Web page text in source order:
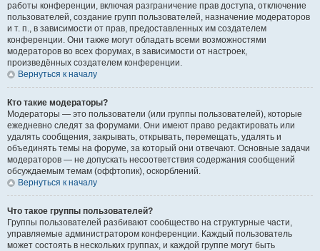
работы конференции, включая разграничение прав доступа, отключение
пользователей, создание групп пользователей, назначение модераторов
и т. п., в зависимости от прав, предоставленных им создателем
конференции. Они также могут обладать всеми возможностями
модераторов во всех форумах, в зависимости от настроек,
произведённых создателем конференции.
Вернуться к началу
Кто такие модераторы?
Модераторы — это пользователи (или группы пользователей), которые
ежедневно следят за форумами. Они имеют право редактировать или
удалять сообщения, закрывать, открывать, перемещать, удалять и
объединять темы на форуме, за который они отвечают. Основные задачи
модераторов — не допускать несоответствия содержания сообщений
обсуждаемым темам (оффтопик), оскорблений.
Вернуться к началу
Что такое группы пользователей?
Группы пользователей разбивают сообщество на структурные части,
управляемые администратором конференции. Каждый пользователь
может состоять в нескольких группах, и каждой группе могут быть